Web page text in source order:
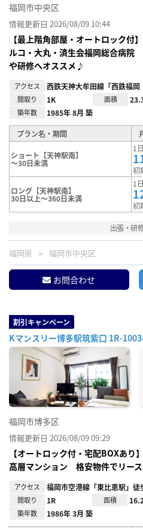
福岡市中央区
情報更新日 2026/08/09 10:44
【最上階角部屋・オートロック
ルコ・大丸・済生会福岡総合病院
や研修へオススメ♪
アクセス 西鉄天神大牟田線「西鉄福
間取り 1K 面積
築年数 1985年 8月 築
プラン名・期間
ショート【天神駅南】
～30日未満
1
初
ロング【天神駅南】
30日以上～360日未満
1
初
出張・研
福岡県 福岡市中央区
お問合わせ
割引キャンペーン
Kマンスリー博多駅筑紫口 1R-
福岡市博多区
情報更新日 2026/08/09 09:29
【オートロック付・宅配BOXあり
高層マンション 格安物件でリー
アクセス 福岡市空港線「東比恵駅」徒
間取り 1R 面積
築年数 1986年 3月 築